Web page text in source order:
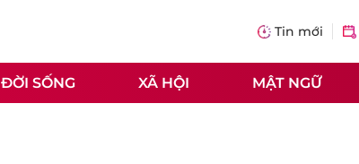
Tin mới
ĐỜI SỐNG XÃ HỘI MẬT NGỮ